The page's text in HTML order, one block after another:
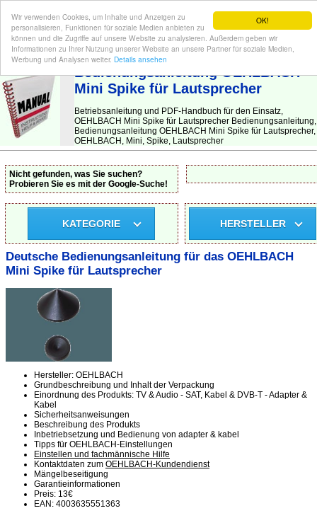
OK!
Wir verwenden Cookies, um Inhalte und Anzeigen zu
personalisieren, Funktionen für soziale Medien anbieten zu
können und die Zugriffe auf unsere Website zu analysieren. Außerdem geben wir
Informationen zu Ihrer Nutzung unserer Website an unsere Partner für soziale Medien,
Werbung und Analysen weiter. Details ansehen
BEDIENUNGSANLEITUNG| Hier finden Sie die deutsche Anleitung!
Bedienungsanleitung OEHLBACH
Mini Spike für Lautsprecher
Betriebsanleitung und PDF-Handbuch für den Einsatz,
OEHLBACH Mini Spike für Lautsprecher Bedienungsanleitung,
Bedienungsanleitung OEHLBACH Mini Spike für Lautsprecher,
OEHLBACH, Mini, Spike, Lautsprecher
Nicht gefunden, was Sie suchen?
Probieren Sie es mit der Google-Suche!
KATEGORIE HERSTELLER
Deutsche Bedienungsanleitung für das OEHLBACH
Mini Spike für Lautsprecher
Hersteller: OEHLBACH
Grundbeschreibung und Inhalt der Verpackung
Einordnung des Produkts: TV & Audio - SAT, Kabel & DVB-T - Adapter &
Kabel
Sicherheitsanweisungen
Beschreibung des Produkts
Inbetriebsetzung und Bedienung von adapter & kabel
Tipps für OEHLBACH-Einstellungen
Einstellen und fachmännische Hilfe
Kontaktdaten zum OEHLBACH-Kundendienst
Mängelbeseitigung
Garantieinformationen
Preis: 13€
EAN: 4003635551363